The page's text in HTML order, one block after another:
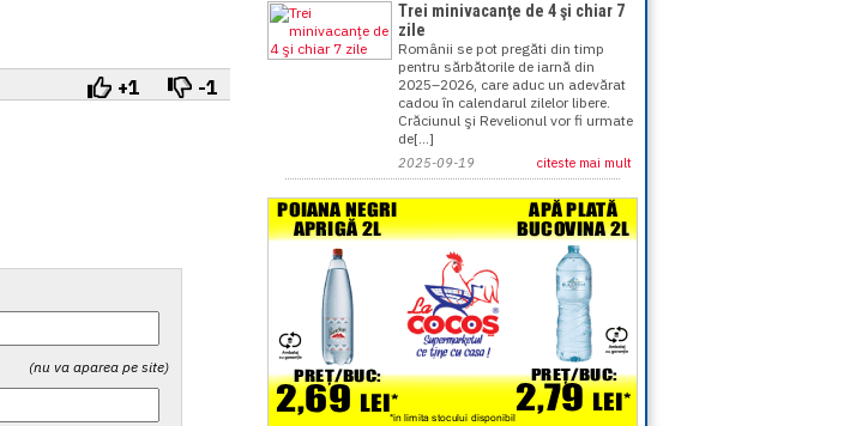
+1 -1
(nu va aparea pe site)
Trei minivacanţe de 4 şi chiar 7
zile
Românii se pot pregăti din timp
pentru sărbătorile de iarnă din
2025–2026, care aduc un adevărat
cadou în calendarul zilelor libere.
Crăciunul şi Revelionul vor fi urmate
de[...]
2025-09-19 citeste mai mult